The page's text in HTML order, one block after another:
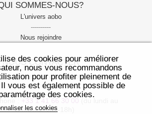
des cookies pour améliorer
nous vous recommandons
pour profiter pleinement de
vous est également possible de
des cookies.
les cookies
SOMMES-NOUS?
L'univers aobo
----------
Nous rejoindre
NOUS CONTACTER
service client est joignable:
: +33 1 41 66 30 00
vendredi: 10h-18h)